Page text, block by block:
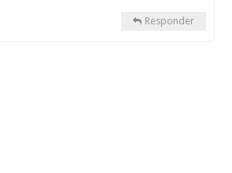
Responder